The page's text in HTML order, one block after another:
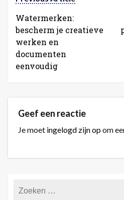
Watermerken:
bescherm je creatieve
werken en
documenten
eenvoudig
Geef een reactie
Je moet ingelogd zijn opom